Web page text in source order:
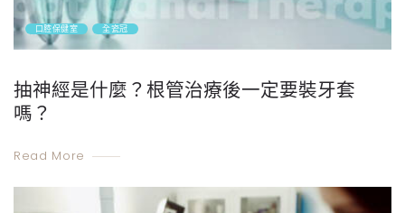
口腔保健室 全瓷冠
抽神經是什麼？根管治療後一定要裝牙套
嗎？
Read More